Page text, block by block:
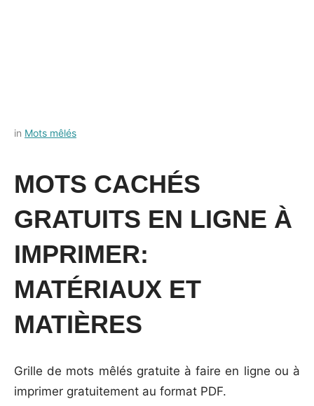
Posted
août
by
in Mots mêlés
MOTS CACHÉS
GRATUITS EN LIGNE À
IMPRIMER:
MATÉRIAUX ET
MATIÈRES
Grille de mots mêlés gratuite à faire en ligne ou à
imprimer gratuitement au format PDF.